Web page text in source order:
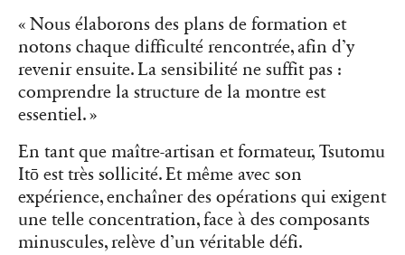
« Nous élaborons des plans de formation et
notons chaque difficulté rencontrée, afin d’y
revenir ensuite. La sensibilité ne suffit pas :
comprendre la structure de la montre est
essentiel. »
En tant que maître-artisan et formateur, Tsutomu
Itō est très sollicité. Et même avec son
expérience, enchaîner des opérations qui exigent
une telle concentration, face à des composants
minuscules, relève d’un véritable défi.